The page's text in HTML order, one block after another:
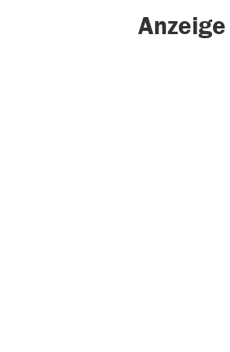
Anzeige